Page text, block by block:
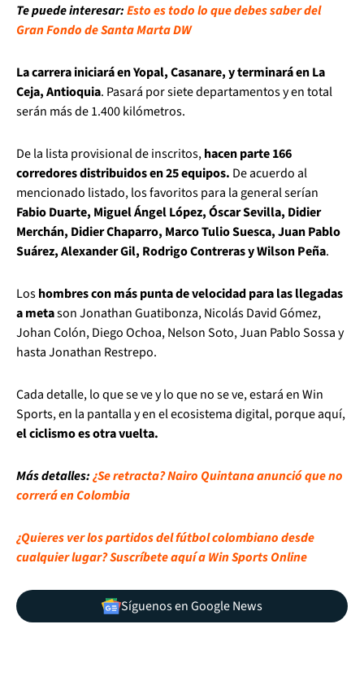
Te puede interesar:Esto es todo lo que debes saber del
Gran Fondo de Santa Marta DW
La carrera iniciará en Yopal, Casanare, y terminará en La
Ceja, Antioquia. Pasará por siete departamentos y en total
serán más de 1.400 kilómetros.
De la lista provisional de inscritos,hacen parte 166
corredores distribuidos en 25 equipos. De acuerdo al
mencionado listado, los favoritos para la general serían
Fabio Duarte, Miguel Ángel López, Óscar Sevilla, Didier
Merchán, Didier Chaparro, Marco Tulio Suesca, Juan Pablo
Suárez, Alexander Gil, Rodrigo Contreras y Wilson Peña.
Loshombres con más punta de velocidad para las llegadas
a metason Jonathan Guatibonza, Nicolás David Gómez,
Johan Colón, Diego Ochoa, Nelson Soto, Juan Pablo Sossa y
hasta Jonathan Restrepo.
Cada detalle, lo que se ve y lo que no se ve, estará en Win
Sports, en la pantalla y en el ecosistema digital, porque aquí,
el ciclismo es otra vuelta.
Más detalles:¿Se retracta? Nairo Quintana anunció que no
correrá en Colombia
¿Quieres ver los partidos del fútbol colombiano desde
cualquier lugar? Suscríbete aquí a Win Sports Online
Síguenos en Google News